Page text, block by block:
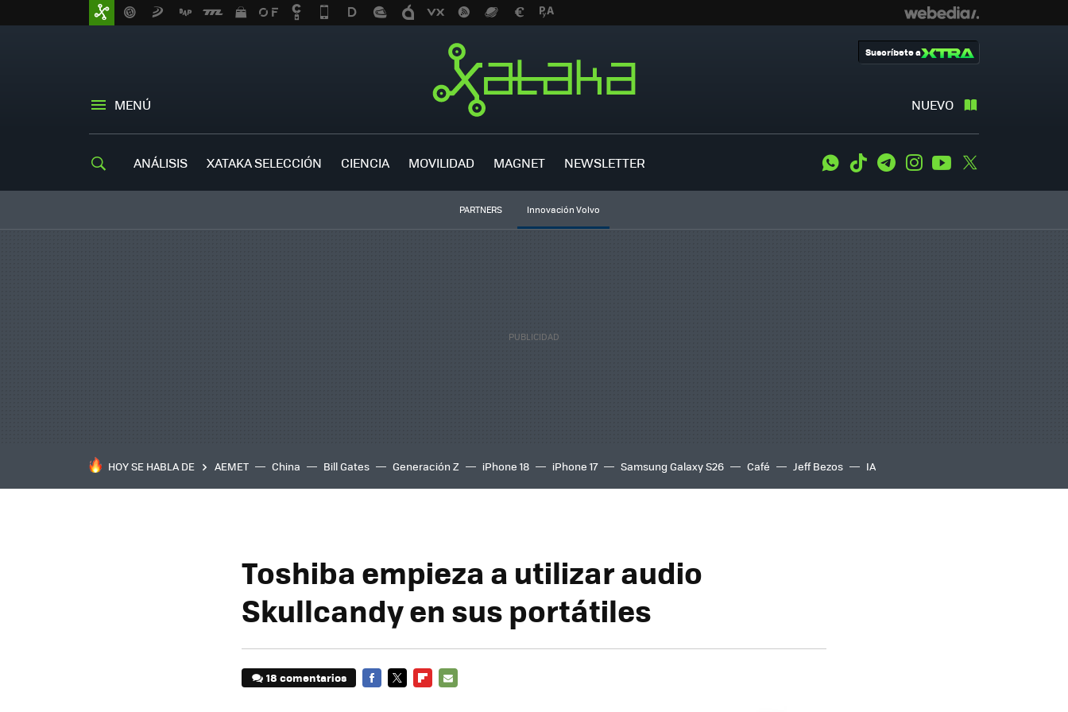
MENÚ NUEVO
Suscríbete a
ANÁLISIS XATAKA SELECCIÓN CIENCIA MOVILIDAD MAGNET NEWSLETTER WhatsApp
Tiktok TelegramInstagramYoutube
PARTNERS Innovación Volvo
HOY SE HABLA DE AEMET China Bill Gates Generación Z iPhone 18 iPhone 17 Samsung Galaxy S26 Café Jeff Bezos IA
Toshiba empieza a utilizar audio
Skullcandy en sus portátiles
18 comentarios